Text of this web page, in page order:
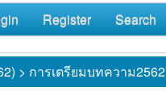
Register Search
> การเตรียมบทความ2562